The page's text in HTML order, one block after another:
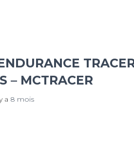
– MCTRACER
a 8 mois